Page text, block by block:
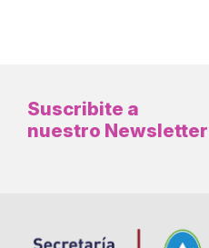
Suscribite a
nuestro Newsletter